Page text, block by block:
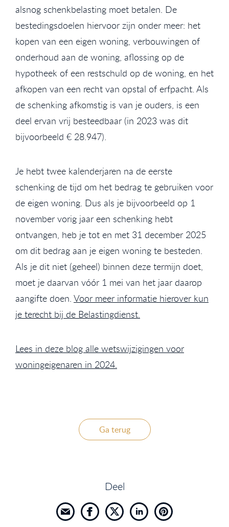
alsnog schenkbelasting moet betalen. De
bestedingsdoelen hiervoor zijn onder meer: het
kopen van een eigen woning, verbouwingen of
onderhoud aan de woning, aflossing op de
hypotheek of een restschuld op de woning, en het
afkopen van een recht van opstal of erfpacht. Als
de schenking afkomstig is van je ouders, is een
deel ervan vrij besteedbaar (in 2023 was dit
bijvoorbeeld € 28.947).
Je hebt twee kalenderjaren na de eerste
schenking de tijd om het bedrag te gebruiken voor
de eigen woning. Dus als je bijvoorbeeld op 1
november vorig jaar een schenking hebt
ontvangen, heb je tot en met 31 december 2025
om dit bedrag aan je eigen woning te besteden.
Als je dit niet (geheel) binnen deze termijn doet,
moet je daarvan vóór 1 mei van het jaar daarop
aangifte doen. Voor meer informatie hierover kun
je terecht bij de Belastingdienst.
Lees in deze blog alle wetswijzigingen voor
woningeigenaren in 2024.
Ga terug
Deel